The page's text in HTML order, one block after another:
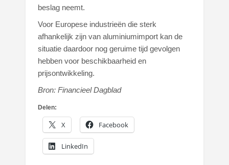
beslag neemt.
Voor Europese industrieën die sterk
afhankelijk zijn van aluminiumimport kan de
situatie daardoor nog geruime tijd gevolgen
hebben voor beschikbaarheid en
prijsontwikkeling.
Bron: Financieel Dagblad
Delen:
X Facebook
LinkedIn